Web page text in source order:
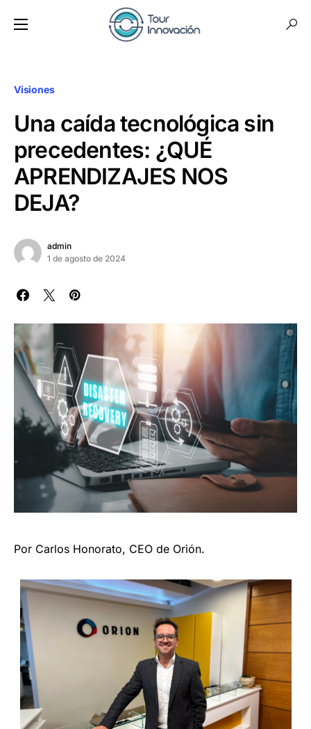
Visiones
Una caída tecnológica sin
precedentes: ¿QUÉ
APRENDIZAJES NOS
DEJA?
admin
1 de agosto de 2024
Por Carlos Honorato, CEO de Orión.